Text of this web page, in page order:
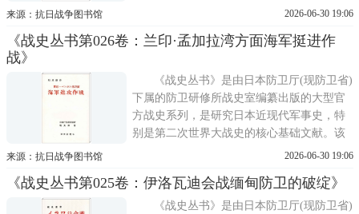
丛书的编纂工作始于1955年，正值日本战后
于系统整理与保存旧日军遗留的大量原始档
避免战争记忆散佚;同
来源：抗日战争图书馆 2026-06-30 19:06
《战史丛书第026卷：兰印·孟加拉湾方面海军挺进作
战》
《战史丛书》是由日本防卫厅(现防卫省)
下属的防卫研修所战史室编纂出版的大型官
方战史系列，是研究日本近现代军事史，特
别是第二次世界大战史的核心基础文献。该
丛书的编纂工作始于1955年，正值日本战后
于系统整理与保存旧日军遗留的大量原始档
案，包括作战命令、电报、日志、报告等，
来源：抗日战争图书馆 2026-06-30 19:06
《战史丛书第025卷：伊洛瓦迪会战缅甸防卫的破绽》
《战史丛书》是由日本防卫厅(现防卫省)